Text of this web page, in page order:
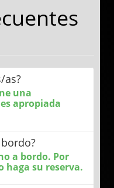
as?
una
apropiada
a bordo. Por
haga su reserva.